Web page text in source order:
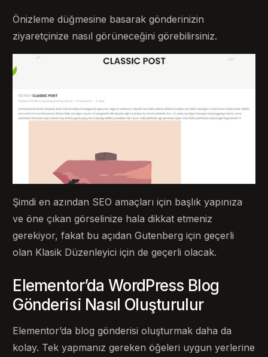
Önizleme düğmesine basarak gönderinizin
ziyaretçinize nasıl görüneceğini görebilirsiniz.
Şimdi en azından SEO amaçları için başlık yapınıza
ve öne çıkan görselinize hala dikkat etmeniz
gerekiyor, fakat bu açıdan Gutenberg için geçerli
olan Klasik Düzenleyici için de geçerli olacak.
Elementor’da WordPress Blog
Gönderisi Nasıl Oluşturulur
Elementor’da blog gönderisi oluşturmak daha da
kolay. Tek yapmanız gereken öğeleri uygun yerlerine